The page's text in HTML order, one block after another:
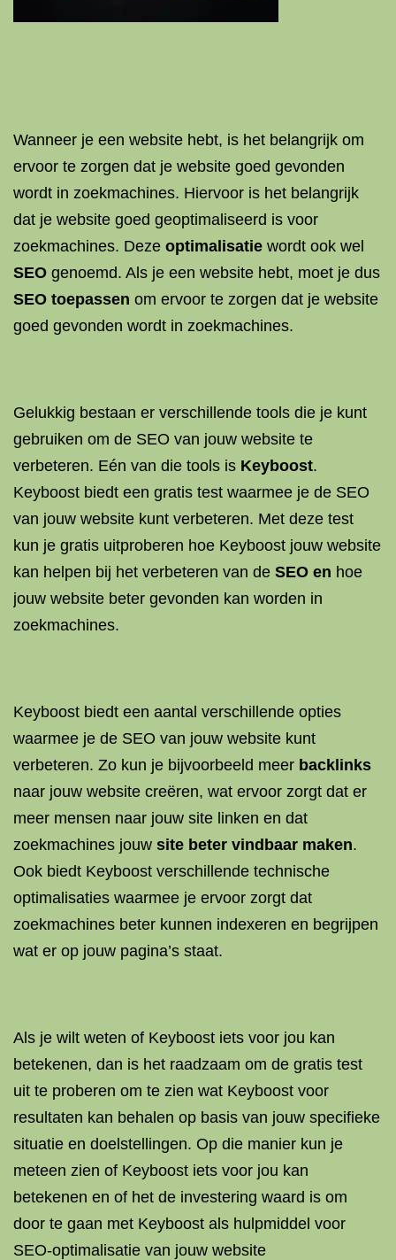
Wanneer je een website hebt, is het belangrijk om
ervoor te zorgen dat je website goed gevonden
wordt in zoekmachines. Hiervoor is het belangrijk
dat je website goed geoptimaliseerd is voor
zoekmachines. Deze optimalisatie wordt ook wel
SEO genoemd. Als je een website hebt, moet je dus
SEO toepassen om ervoor te zorgen dat je website
goed gevonden wordt in zoekmachines.
Gelukkig bestaan er verschillende tools die je kunt
gebruiken om de SEO van jouw website te
verbeteren. Eén van die tools is Keyboost.
Keyboost biedt een gratis test waarmee je de SEO
van jouw website kunt verbeteren. Met deze test
kun je gratis uitproberen hoe Keyboost jouw website
kan helpen bij het verbeteren van de SEO en hoe
jouw website beter gevonden kan worden in
zoekmachines.
Keyboost biedt een aantal verschillende opties
waarmee je de SEO van jouw website kunt
verbeteren. Zo kun je bijvoorbeeld meer backlinks
naar jouw website creëren, wat ervoor zorgt dat er
meer mensen naar jouw site linken en dat
zoekmachines jouw site beter vindbaar maken.
Ook biedt Keyboost verschillende technische
optimalisaties waarmee je ervoor zorgt dat
zoekmachines beter kunnen indexeren en begrijpen
wat er op jouw pagina’s staat.
Als je wilt weten of Keyboost iets voor jou kan
betekenen, dan is het raadzaam om de gratis test
uit te proberen om te zien wat Keyboost voor
resultaten kan behalen op basis van jouw specifieke
situatie en doelstellingen. Op die manier kun je
meteen zien of Keyboost iets voor jou kan
betekenen en of het de investering waard is om
door te gaan met Keyboost als hulpmiddel voor
SEO-optimalisatie van jouw website